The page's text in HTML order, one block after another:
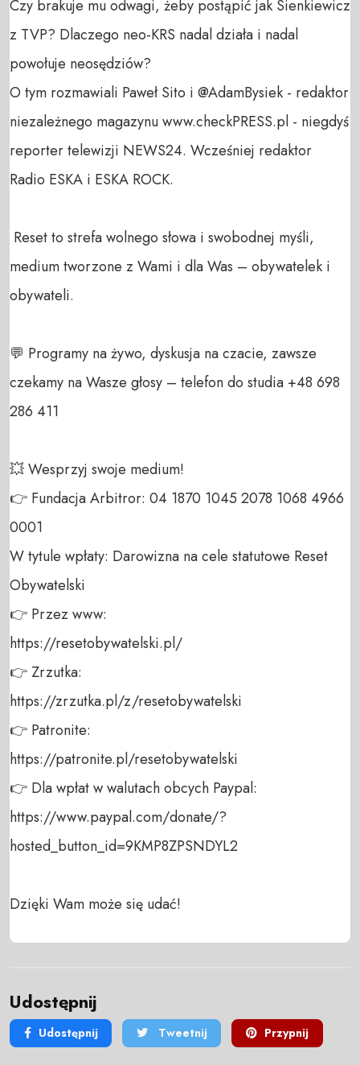
Czy brakuje mu odwagi, żeby postąpić jak Sienkiewicz
z TVP? Dlaczego neo-KRS nadal działa i nadal
powołuje neosędziów?
O tym rozmawiali Paweł Sito i @AdamBysiek - redaktor
niezależnego magazynu www.checkPRESS.pl - niegdyś
reporter telewizji NEWS24. Wcześniej redaktor
Radio ESKA i ESKA ROCK.
medium tworzone z Wami i dla Was – obywatelek i
obywateli.
💬 Programy na żywo, dyskusja na czacie, zawsze
czekamy na Wasze głosy – telefon do studia +48 698
286 411
💥 Wesprzyj swoje medium!
👉 Fundacja Arbitror: 04 1870 1045 2078 1068 4966
0001
W tytule wpłaty: Darowizna na cele statutowe Reset
Obywatelski
👉 Przez www:
https://resetobywatelski.pl/
👉 Zrzutka:
https://zrzutka.pl/z/resetobywatelski
👉 Patronite:
https://patronite.pl/resetobywatelski
👉 Dla wpłat w walutach obcych Paypal:
https://www.paypal.com/donate/?
hosted_button_id=9KMP8ZPSNDYL2
Dzięki Wam może się udać!
Udostępnij
Udostępnij Tweetnij Przypnij